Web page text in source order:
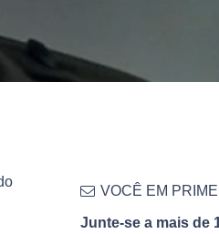
VOCÊ EM
Junte-se a mais de